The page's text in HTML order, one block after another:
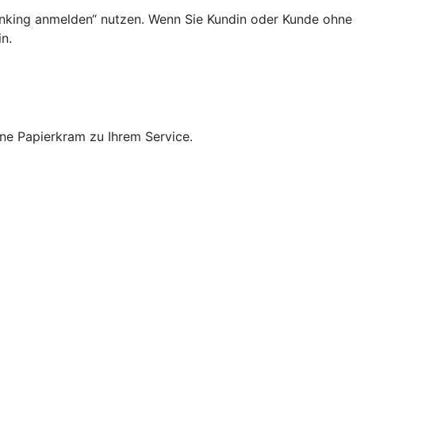
anmelden“ nutzen. Wenn Sie Kundin oder Kunde ohne
Papierkram zu Ihrem Service.